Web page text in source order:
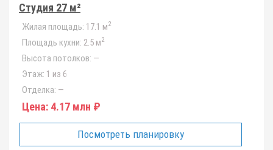
Студия 27 м²
Жилая площадь: 17.1 м2
Площадь кухни: 2.5 м2
Высота потолков: —
Этаж: 1 из 6
Отделка: —
Цена: 4.17 млн ₽
Посмотреть планировку